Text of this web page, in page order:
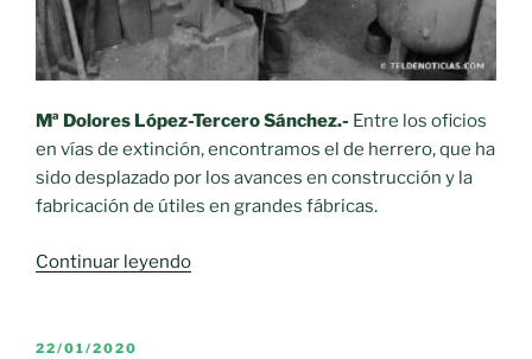
Mª Dolores López-Tercero Sánchez.- Entre los oficios
en vías de extinción, encontramos el de herrero, que ha
sido desplazado por los avances en construcción y la
fabricación de útiles en grandes fábricas.
Continuar leyendo«Oficios
PUBLICADO
22/01/2020